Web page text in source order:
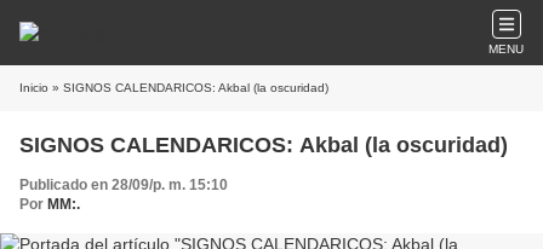
MENU
Inicio » SIGNOS CALENDARICOS: Akbal (la oscuridad)
SIGNOS CALENDARICOS: Akbal (la oscuridad)
Publicado en 28/09/p. m. 15:10
Por MM:.